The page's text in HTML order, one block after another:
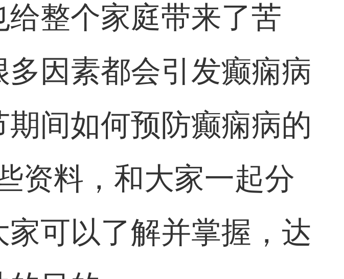
整个家庭带来了苦
因素都会引发癫痫病
间如何预防癫痫病的
资料，和大家一起分
可以了解并掌握，达